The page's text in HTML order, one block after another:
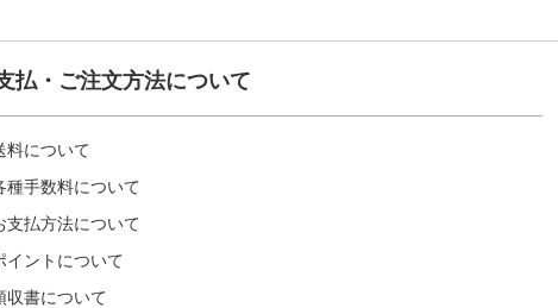
払・ご注文方法について
料について
種手数料について
支払方法について
イントについて
収書について